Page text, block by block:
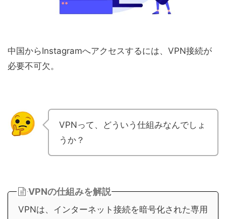
中国からInstagramへアクセスするには、VPN接続が
必要不可欠。
VPNって、どういう仕組みなんでしょ
うか？
VPNの仕組みを解説
VPNは、インターネット接続を暗号化された専用